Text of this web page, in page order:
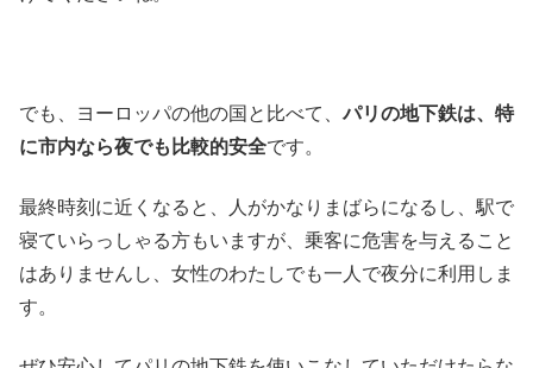
でも、ヨーロッパの他の国と比べて、パリの地下鉄は、特
に市内なら夜でも比較的安全です。
最終時刻に近くなると、人がかなりまばらになるし、駅で
寝ていらっしゃる方もいますが、乗客に危害を与えること
はありませんし、女性のわたしでも一人で夜分に利用しま
す。